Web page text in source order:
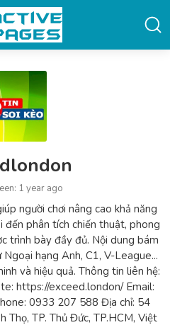
1 year ago
người chơi nâng cao khả năng
đến phân tích chiến thuật, phong
trình bày đầy đủ. Nội dung bám
hạng Anh, C1, V-League...
và hiệu quả. Thông tin liên hệ:
https://exceed.london/ Email:
0933 207 588 Địa chỉ: 54
Thọ, TP. Thủ Đức, TP.HCM, Việt